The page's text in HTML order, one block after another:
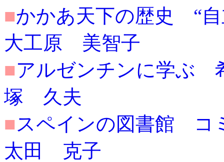
■かかあ天下の歴史 “自
大工原 美智子
■アルゼンチンに学ぶ
塚 久夫
■スペインの図書館 コ
太田 克子